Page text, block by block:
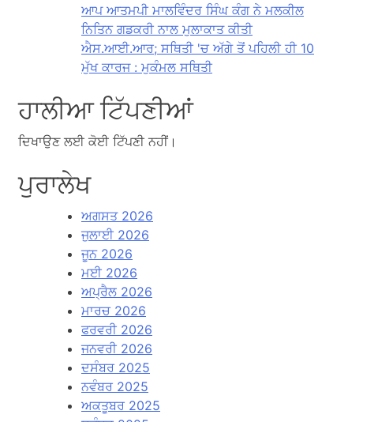
ਆਪ ਆਤਮਪੀ ਮਾਲਵਿੰਦਰ ਸਿੰਘ ਕੰਗ ਨੇ ਮਲਕੀਲ
ਨਿਤਿਨ ਗਡਕਰੀ ਨਾਲ ਮੁਲਾਕਾਤ ਕੀਤੀ
ਐਸ.ਆਈ.ਆਰ; ਸਥਿਤੀ 'ਚ ਅੱਗੇ ਤੋਂ ਪਹਿਲੀ ਹੀ 10
ਮੁੱਖ ਕਾਰਜ : ਮੁਕੰਮਲ ਸਥਿਤੀ
ਹਾਲੀਆ ਟਿੱਪਣੀਆਂ
ਦਿਖਾਉਣ ਲਈ ਕੋਈ ਟਿੱਪਣੀ ਨਹੀਂ।
ਪੁਰਾਲੇਖ
ਅਗਸਤ 2026
ਜੁਲਾਈ 2026
ਜੂਨ 2026
ਮਈ 2026
ਅਪ੍ਰੈਲ 2026
ਮਾਰਚ 2026
ਫਰਵਰੀ 2026
ਜਨਵਰੀ 2026
ਦਸੰਬਰ 2025
ਨਵੰਬਰ 2025
ਅਕਤੂਬਰ 2025